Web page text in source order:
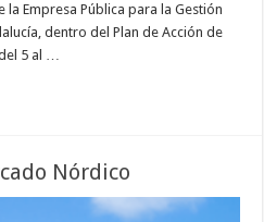
la Empresa Pública para la Gestión
dentro del Plan de Acción de
5 al …
Nórdico